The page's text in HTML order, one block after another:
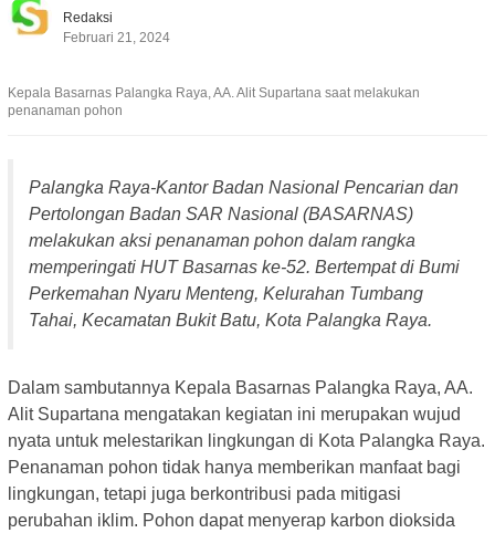
Redaksi
Februari 21, 2024
Kepala Basarnas Palangka Raya, AA. Alit Supartana saat melakukan
penanaman pohon
Palangka Raya-Kantor Badan Nasional Pencarian dan
Pertolongan Badan SAR Nasional (BASARNAS)
melakukan aksi penanaman pohon dalam rangka
memperingati HUT Basarnas ke-52. Bertempat di Bumi
Perkemahan Nyaru Menteng, Kelurahan Tumbang
Tahai, Kecamatan Bukit Batu, Kota Palangka Raya.
Dalam sambutannya Kepala Basarnas Palangka Raya, AA.
Alit Supartana mengatakan kegiatan ini merupakan wujud
nyata untuk melestarikan lingkungan di Kota Palangka Raya.
Penanaman pohon tidak hanya memberikan manfaat bagi
lingkungan, tetapi juga berkontribusi pada mitigasi
perubahan iklim. Pohon dapat menyerap karbon dioksida